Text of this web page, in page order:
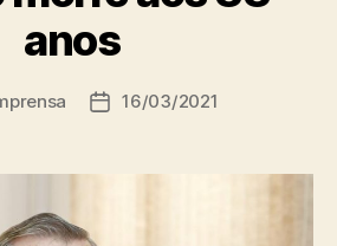
anos
Data16/03/2021